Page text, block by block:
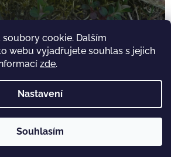
cookie. Dalším
webu vyjadřujete souhlas s jejich
zde.
Nastavení
Souhlasím
2026Obchůdek u Chrobáků. Všechna práva
vyhrazena.